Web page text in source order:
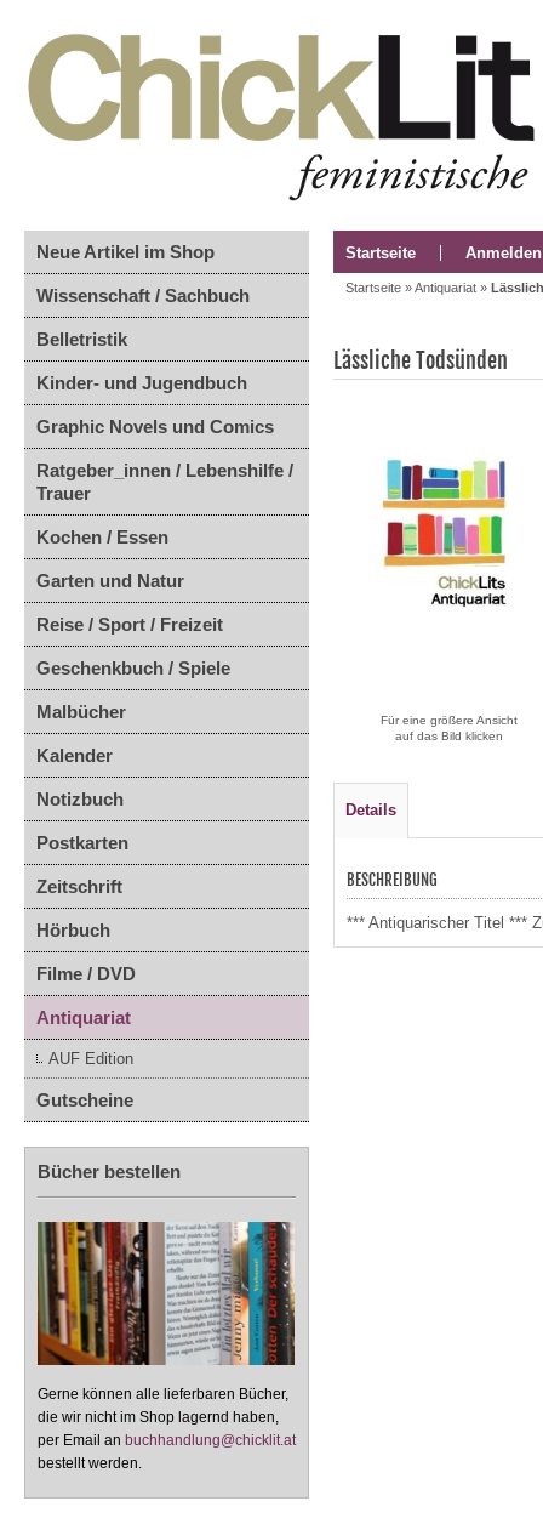
Neue Artikel im Shop
Wissenschaft / Sachbuch
Belletristik
Kinder- und Jugendbuch
Graphic Novels und Comics
Ratgeber_innen / Lebenshilfe /
Trauer
Kochen / Essen
Garten und Natur
Reise / Sport / Freizeit
Geschenkbuch / Spiele
Malbücher
Kalender
Notizbuch
Postkarten
Zeitschrift
Hörbuch
Filme / DVD
Antiquariat
AUF Edition
Gutscheine
Bücher bestellen
Gerne können alle lieferbaren Bücher,
die wir nicht im Shop lagernd haben,
per Email an buchhandlung@chicklit.at
bestellt werden.
Startseite Anmelden
Startseite »Antiquariat »
Lässliche Todsünden
Für eine größere Ansicht
auf das Bild klicken
Details
BESCHREIBUNG
*** Antiquarischer Titel ***